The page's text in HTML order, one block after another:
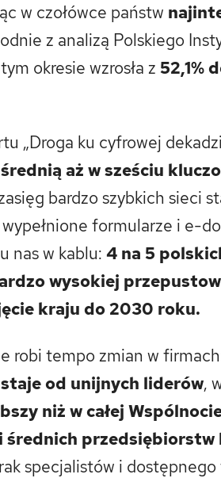
w czołówce państw
z analizą Polskiego
okresie wzrosła z 52,1%
„Droga ku cyfrowej
aż w sześciu
bardzo szybkich sieci
formularze i e-
nas w kablu: 4 na 5
wysokiej
kraju do 2030 roku.
robi tempo zmian w
od unijnych liderów,
niż w całej
średnich przedsiębiorstw
specjalistów i